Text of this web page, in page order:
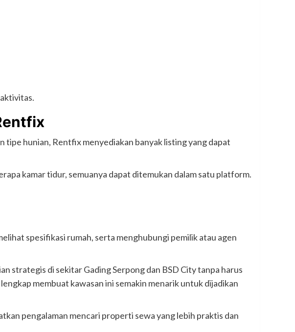
tipe hunian, Rentfix menyediakan banyak listing yang dapat
kamar tidur, semuanya dapat ditemukan dalam satu platform.
spesifikasi rumah, serta menghubungi pemilik atau agen
strategis di sekitar Gading Serpong dan BSD City tanpa harus
membuat kawasan ini semakin menarik untuk dijadikan
pengalaman mencari properti sewa yang lebih praktis dan